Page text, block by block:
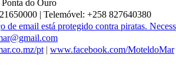
do Ouro
| Telemóvel: +258 827640380
de email está protegido contra piratas.
pt | www.facebook.com/MoteldoMar